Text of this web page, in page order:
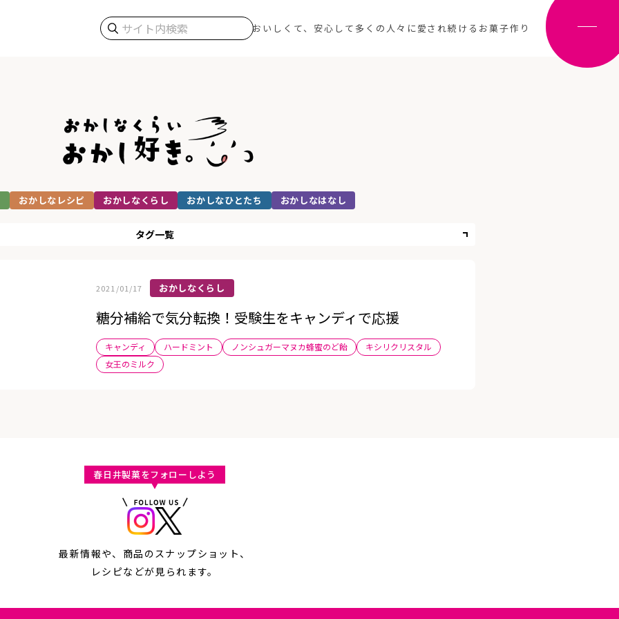
検索 おいしくて、安心して多くの人々に愛され続けるお菓子作り
おかしなレシピ おかしなくらし おかしなひとたち おかしなはなし
タグ一覧
2021/01/17 おかしなくらし
糖分補給で気分転換！受験生をキャンディで応援
キャンディ ハードミント ノンシュガーマヌカ蜂蜜のど飴
キシリクリスタル
女王のミルク
春日井製菓をフォローしよう
最新情報や、商品のスナップショット、
レシピなどが見られます。